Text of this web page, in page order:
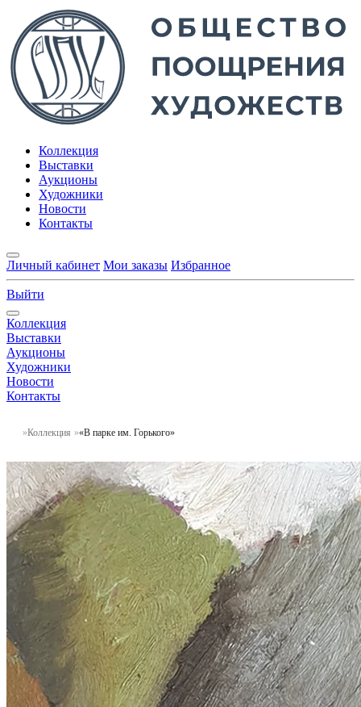
Коллекция
Выставки
Аукционы
Художники
Новости
Контакты
Личный кабинет Мои заказы Избранное
Выйти
Коллекция
Выставки
Аукционы
Художники
Новости
Контакты
Коллекция «В парке им. Горького»